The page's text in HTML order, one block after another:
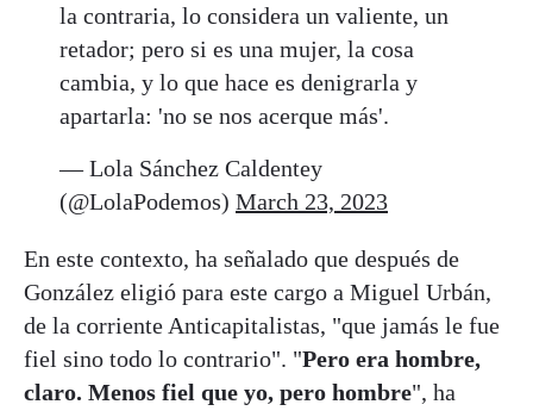
la contraria, lo considera un valiente, un
retador; pero si es una mujer, la cosa
cambia, y lo que hace es denigrarla y
apartarla: 'no se nos acerque más'.
— Lola Sánchez Caldentey
(@LolaPodemos) March 23, 2023
En este contexto, ha señalado que después de
González eligió para este cargo a Miguel Urbán,
de la corriente Anticapitalistas, "que jamás le fue
fiel sino todo lo contrario". "Pero era hombre,
claro. Menos fiel que yo, pero hombre", ha